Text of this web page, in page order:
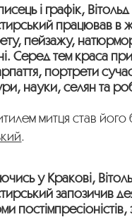
і графік, Вітольд
працював в
пейзажу,
Серед тем краса
портрети
науки, селян та
митця став його
.
у Кракові,
запозичив